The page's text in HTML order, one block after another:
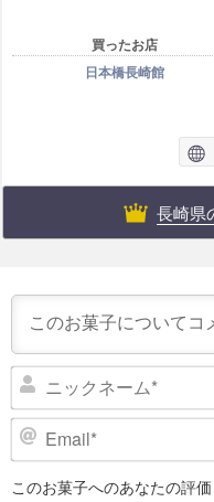
買ったお店
日本橋長崎館
長崎県
このお菓子へのあなたの評価